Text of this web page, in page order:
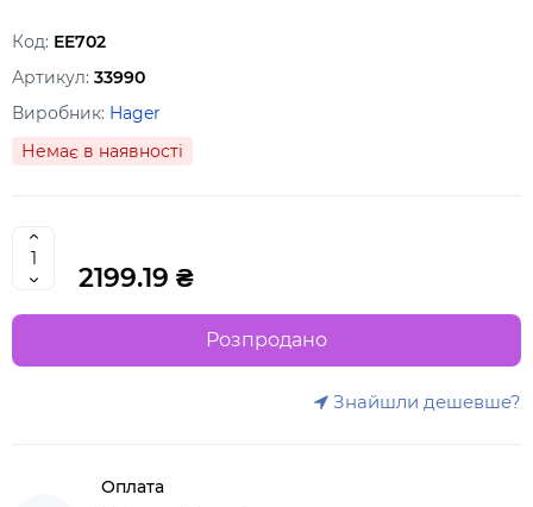
Код: EE702
Артикул: 33990
Виробник: Hager
Немає в наявності
2199.19 ₴
Розпродано
Знайшли дешевше?
Оплата